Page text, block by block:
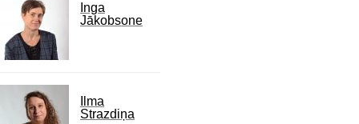
Inga
Jākobsone
Ilma
Strazdiņa